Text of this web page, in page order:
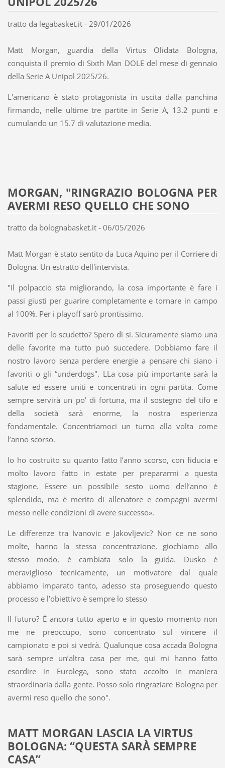
tratto da legabasket.it - 29/01/2026
Matt Morgan, guardia della Virtus Olidata Bologna,
conquista il premio di Sixth Man DOLE del mese di gennaio
della Serie A Unipol 2025/26.
L'americano è stato protagonista in uscita dalla panchina
firmando, nelle ultime tre partite in Serie A, 13.2 punti e
cumulando un 15.7 di valutazione media.
MORGAN, "RINGRAZIO BOLOGNA PER
AVERMI RESO QUELLO CHE SONO
tratto da bolognabasket.it - 06/05/2026
Matt Morgan è stato sentito da Luca Aquino per il Corriere di
Bologna. Un estratto dell'intervista.
"Il polpaccio sta migliorando, la cosa importante è fare i
passi giusti per guarire completamente e tornare in campo
al 100%. Per i playoff sarò prontissimo.
Favoriti per lo scudetto? Spero di sì. Sicuramente siamo una
delle favorite ma tutto può succedere. Dobbiamo fare il
nostro lavoro senza perdere energie a pensare chi siano i
favoriti o gli “underdogs". LLa cosa più importante sarà la
salute ed essere uniti e concentrati in ogni partita. Come
sempre servirà un po’ di fortuna, ma il sostegno del tifo e
della società sarà enorme, la nostra esperienza
fondamentale. Concentriamoci un turno alla volta come
l’anno scorso.
Io ho costruito su quanto fatto l’anno scorso, con fiducia e
molto lavoro fatto in estate per prepararmi a questa
stagione. Essere un possibile sesto uomo dell’anno è
splendido, ma è merito di allenatore e compagni avermi
messo nelle condizioni di avere successo».
Le differenze tra Ivanovic e Jakovljevic? Non ce ne sono
molte, hanno la stessa concentrazione, giochiamo allo
stesso modo, è cambiata solo la guida. Dusko è
meraviglioso tecnicamente, un motivatore dal quale
abbiamo imparato tanto, adesso sta proseguendo questo
processo e l’obiettivo è sempre lo stesso
Il futuro? È ancora tutto aperto e in questo momento non
me ne preoccupo, sono concentrato sul vincere il
campionato e poi si vedrà. Qualunque cosa accada Bologna
sarà sempre un’altra casa per me, qui mi hanno fatto
esordire in Eurolega, sono stato accolto in maniera
straordinaria dalla gente. Posso solo ringraziare Bologna per
avermi reso quello che sono".
MATT MORGAN LASCIA LA VIRTUS
BOLOGNA: “QUESTA SARÀ SEMPRE
CASA”